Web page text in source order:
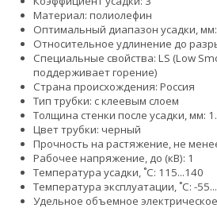
Материал: полиолефин
Оптимальный диапазон усадки,
Относительное удлинение до
Специальные свойства: LS (Low
поддерживает горение)
Страна происхождения: Россия
Тип трубки: с клеевым слоем
Толщина стенки после усадки, мм:
Цвет трубки: черный
Прочность на растяжение, не
Рабочее напряжение, до (кВ): 1
Температура усадки, ˚С: 115...140
Температура эксплуатации, ˚С: -
Удельное объемное